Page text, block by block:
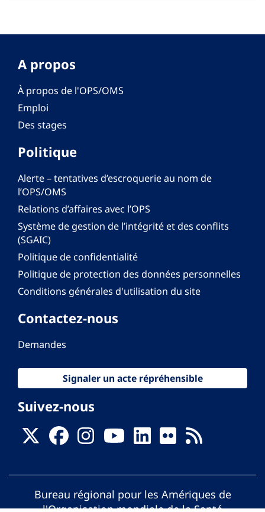
A propos
À propos de l'OPS/OMS
Emploi
Des stages
Politique
Alerte – tentatives d’escroquerie au nom de
l’OPS/OMS
Relations d’affaires avec l’OPS
Système de gestion de l’intégrité et des conflits
(SGAIC)
Politique de confidentialité
Politique de protection des données personnelles
Conditions générales d'utilisation du site
Contactez-nous
Demandes
Signaler un acte répréhensible
Suivez-nous
Bureau régional pour les Amériques de